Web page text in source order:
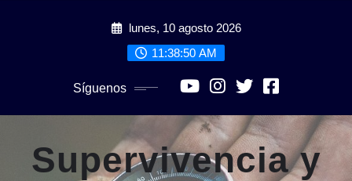
lunes, 10 agosto 2026
11:38:51 AM
Síguenos
Supervivencia y